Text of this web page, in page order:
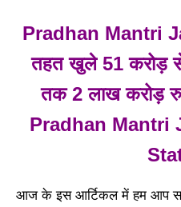
Pradhan Mantri
तहत खुले 51 करोड़
तक 2 लाख करोड़
Pradhan Mantri
आज के इस आर्टिकल में हम आप